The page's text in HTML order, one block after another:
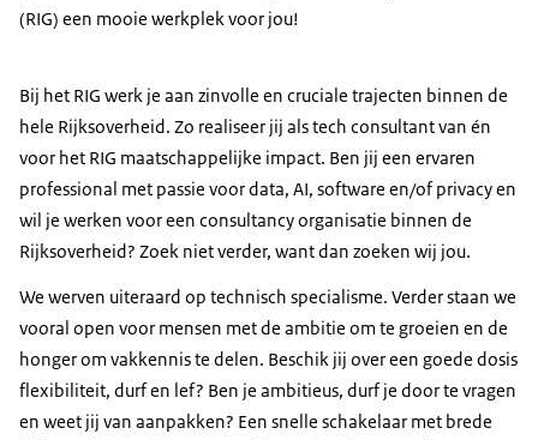
(RIG) een mooie werkplek voor jou!
Bij het RIG werk je aan zinvolle en cruciale trajecten binnen de
hele Rijksoverheid. Zo realiseer jij als tech consultant van én
voor het RIG maatschappelijke impact. Ben jij een ervaren
professional met passie voor data, AI, software en/of privacy en
wil je werken voor een consultancy organisatie binnen de
Rijksoverheid? Zoek niet verder, want dan zoeken wij jou.
We werven uiteraard op technisch specialisme. Verder staan we
vooral open voor mensen met de ambitie om te groeien en de
honger om vakkennis te delen. Beschik jij over een goede dosis
flexibiliteit, durf en lef? Ben je ambitieus, durf je door te vragen
en weet jij van aanpakken? Een snelle schakelaar met brede